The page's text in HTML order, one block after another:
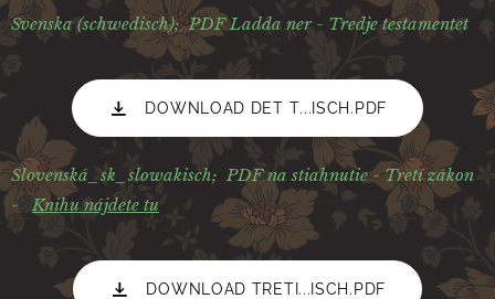
Svenska (schwedisch);PDF Ladda ner - Tredje testamentet
DOWNLOAD DET T...ISCH.PDF
Slovenská_sk_ slowakisch; PDF na stiahnutie - Tretí zákon
- Knihu nájdete tu
DOWNLOAD TRETI...ISCH.PDF